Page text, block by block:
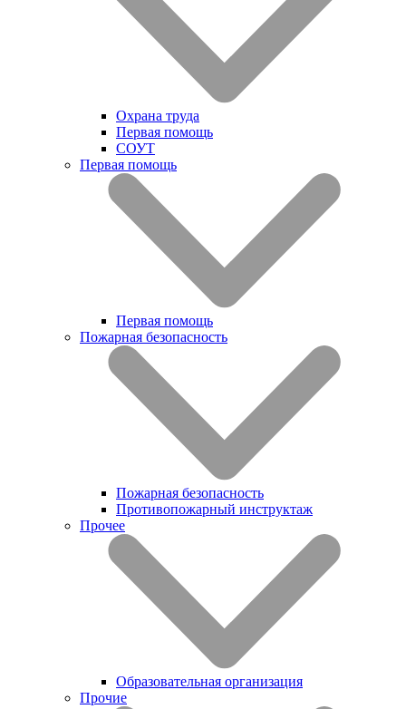
Охрана труда
Первая помощь
СОУТ
Первая помощь
Первая помощь
Пожарная безопасность
Пожарная безопасность
Противопожарный инструктаж
Прочее
Образовательная организация
Прочие